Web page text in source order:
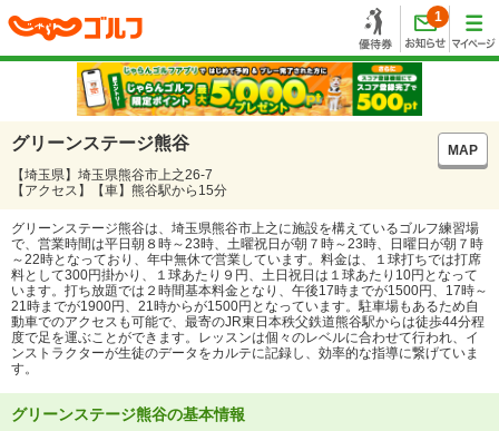
1
グリーンステージ熊谷
MAP
【埼玉県】埼玉県熊谷市上之26-7
【アクセス】【車】熊谷駅から15分
グリーンステージ熊谷は、埼玉県熊谷市上之に施設を構えているゴルフ練習場
で、営業時間は平日朝８時～23時、土曜祝日が朝７時～23時、日曜日が朝７時
～22時となっており、年中無休で営業しています。料金は、１球打ちでは打席
料として300円掛かり、１球あたり９円、土日祝日は１球あたり10円となって
います。打ち放題では２時間基本料金となり、午後17時までが1500円、17時～
21時までが1900円、21時からが1500円となっています。駐車場もあるため自
動車でのアクセスも可能で、最寄のJR東日本秩父鉄道熊谷駅からは徒歩44分程
度で足を運ぶことができます。レッスンは個々のレベルに合わせて行われ、イ
ンストラクターが生徒のデータをカルテに記録し、効率的な指導に繋げていま
す。
グリーンステージ熊谷の基本情報